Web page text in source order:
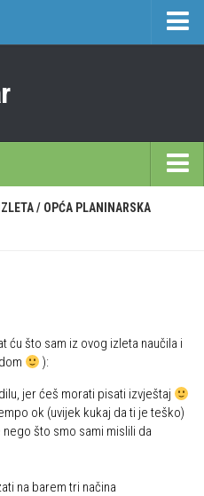
HPD Željezničar 2025
godinu
5. 2026.
/ OPĆA PLANINARSKA
ću što sam iz ovog izleta naučila i
):
jer ćeš morati pisati izvještaj
ok (uvijek kukaj da ti je teško)
što smo sami mislili da
na barem tri načina